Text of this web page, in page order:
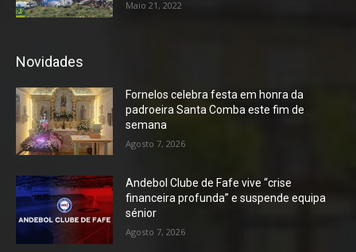
Maio 21, 2022
Novidades
Fornelos celebra festa em honra da
padroeira Santa Comba este fim de
semana
Agosto 7, 2026
Andebol Clube de Fafe vive “crise
financeira profunda” e suspende equipa
sénior
Agosto 7, 2026